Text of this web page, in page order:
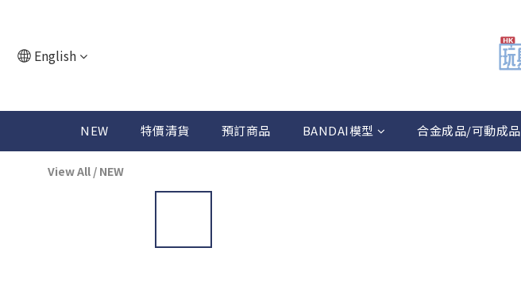
English
NEW 特價清貨 預訂商品 BANDAI模型 合金成品/可動成品
View All / NEW